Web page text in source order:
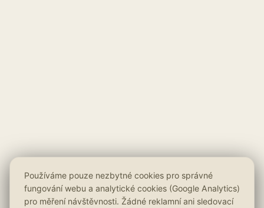
Používáme pouze nezbytné cookies pro správné
fungování webu a analytické cookies (Google Analytics)
pro měření návštěvnosti. Žádné reklamní ani sledovací